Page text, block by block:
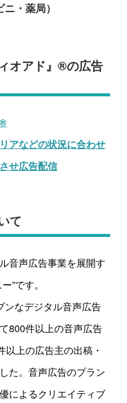
・薬局）
オアド』®の広告
アなどの状況に合わせ
せ広告配信
て
音声広告事業を展開す
”です。
ンなデジタル音声広告
800件以上の音声広告
上の広告主の出稿・
た。音声広告のプラン
によるクリエイティブ